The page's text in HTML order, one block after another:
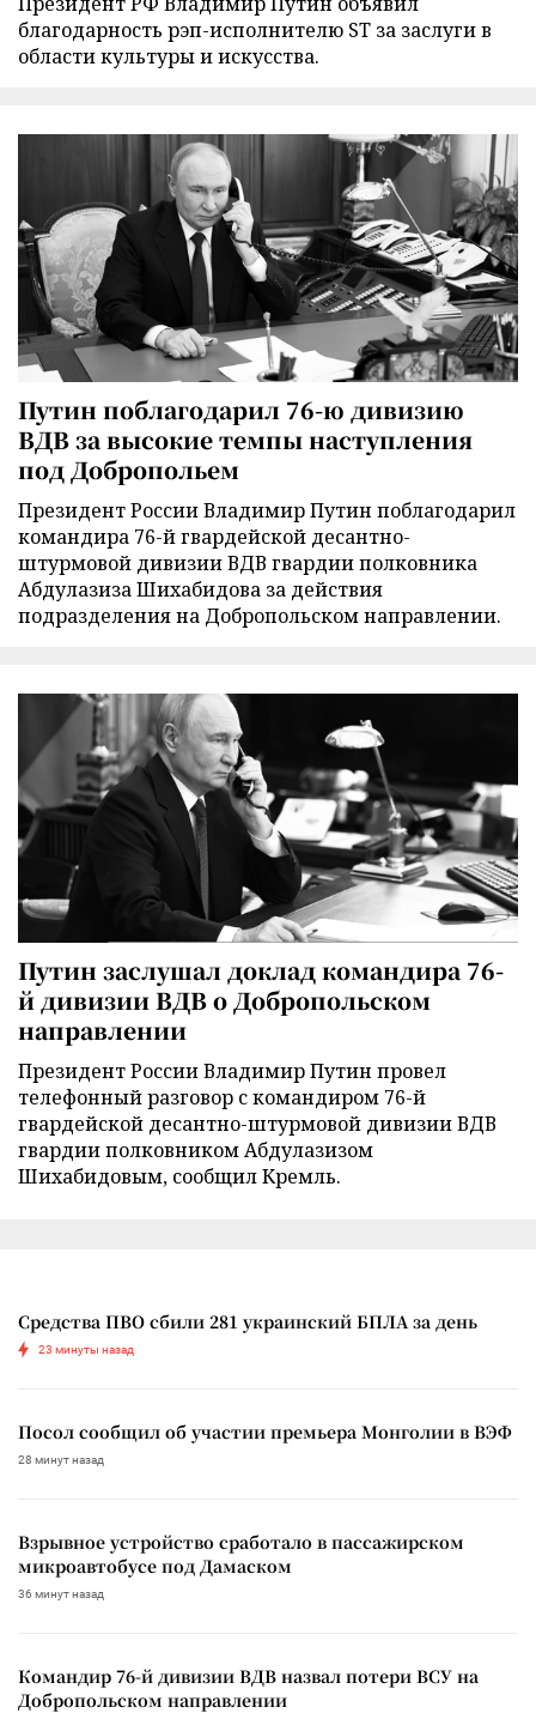
благодарность рэп-исполнителю ST за заслуги в
области культуры и искусства.
Путин поблагодарил 76-ю дивизию
ВДВ за высокие темпы наступления
под Добропольем
Президент России Владимир Путин поблагодарил
командира 76-й гвардейской десантно-
штурмовой дивизии ВДВ гвардии полковника
Абдулазиза Шихабидова за действия
подразделения на Добропольском направлении.
Путин заслушал доклад командира 76-
й дивизии ВДВ о Добропольском
направлении
Президент России Владимир Путин провел
телефонный разговор с командиром 76-й
гвардейской десантно-штурмовой дивизии ВДВ
гвардии полковником Абдулазизом
Шихабидовым, сообщил Кремль.
Средства ПВО сбили 281 украинский БПЛА за день
23 минуты назад
Посол сообщил об участии премьера Монголии в ВЭФ
28 минут назад
Взрывное устройство сработало в пассажирском
микроавтобусе под Дамаском
36 минут назад
Командир 76-й дивизии ВДВ назвал потери ВСУ на
Добропольском направлении